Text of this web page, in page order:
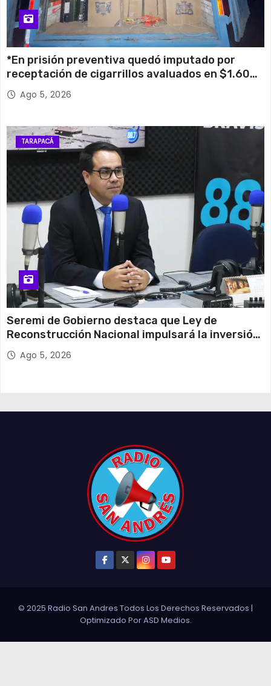
*En prisión preventiva quedó imputado por
receptación de cigarrillos avaluados en $1.600
millones*
Ago 5, 2026
TARAPACÁ
Seremi de Gobierno destaca que Ley de
Reconstrucción Nacional impulsará la inversión
y el empleo en Tarapacá
Ago 5, 2026
© 2025 Radio San Andres Todos Los Derechos Reservados |
Optimizado PorASD Medios.